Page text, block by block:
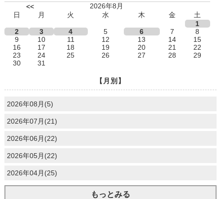
<<
2026年8月
日
月 火 水 木 金
土
1
2
3 4 5 6 7
8
9
10 11 12 13 14
15
16
17 18 19 20 21
22
23
24 25 26 27 28
29
30
31
【月別】
2026年08月(5)
2026年07月(21)
2026年06月(22)
2026年05月(22)
2026年04月(25)
もっとみる